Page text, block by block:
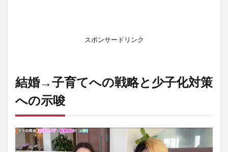
スポンサードリンク
結婚→子育てへの戦略と少子化対策
への示唆